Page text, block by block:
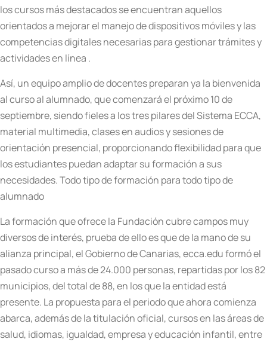
los cursos más destacados se encuentran aquellos
orientados a mejorar el manejo de dispositivos móviles y las
competencias digitales necesarias para gestionar trámites y
actividades en línea .
Así, un equipo amplio de docentes preparan ya la bienvenida
al curso al alumnado, que comenzará el próximo 10 de
septiembre, siendo fieles a los tres pilares del Sistema ECCA,
material multimedia, clases en audios y sesiones de
orientación presencial, proporcionando flexibilidad para que
los estudiantes puedan adaptar su formación a sus
necesidades. Todo tipo de formación para todo tipo de
alumnado
La formación que ofrece la Fundación cubre campos muy
diversos de interés, prueba de ello es que de la mano de su
alianza principal, el Gobierno de Canarias, ecca.edu formó el
pasado curso a más de 24.000 personas, repartidas por los 82
municipios, del total de 88, en los que la entidad está
presente. La propuesta para el periodo que ahora comienza
abarca, además de la titulación oficial, cursos en las áreas de
salud, idiomas, igualdad, empresa y educación infantil, entre